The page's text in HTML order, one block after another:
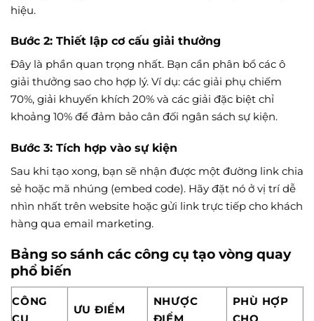
hiệu.
Bước 2: Thiết lập cơ cấu giải thưởng
Đây là phần quan trọng nhất. Bạn cần phân bổ các ô
giải thưởng sao cho hợp lý. Ví dụ: các giải phụ chiếm
70%, giải khuyến khích 20% và các giải đặc biệt chỉ
khoảng 10% để đảm bảo cân đối ngân sách sự kiện.
Bước 3: Tích hợp vào sự kiện
Sau khi tạo xong, bạn sẽ nhận được một đường link chia
sẻ hoặc mã nhúng (embed code). Hãy đặt nó ở vị trí dễ
nhìn nhất trên website hoặc gửi link trực tiếp cho khách
hàng qua email marketing.
Bảng so sánh các công cụ tạo vòng quay
phổ biến
CÔNG
ƯU ĐIỂM
NHƯỢC
PHÙ HỢP